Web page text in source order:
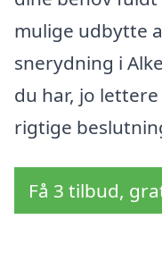
mulige udbytte
snerydning i
du har, jo
rigtige
Få 3 tilbud,